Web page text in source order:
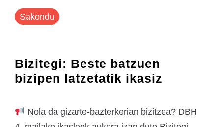
Sakondu
Bizitegi: Beste batzuen
bizipen latzetatik ikasiz
Nola da gizarte-bazterkerian bizitzea? DBH